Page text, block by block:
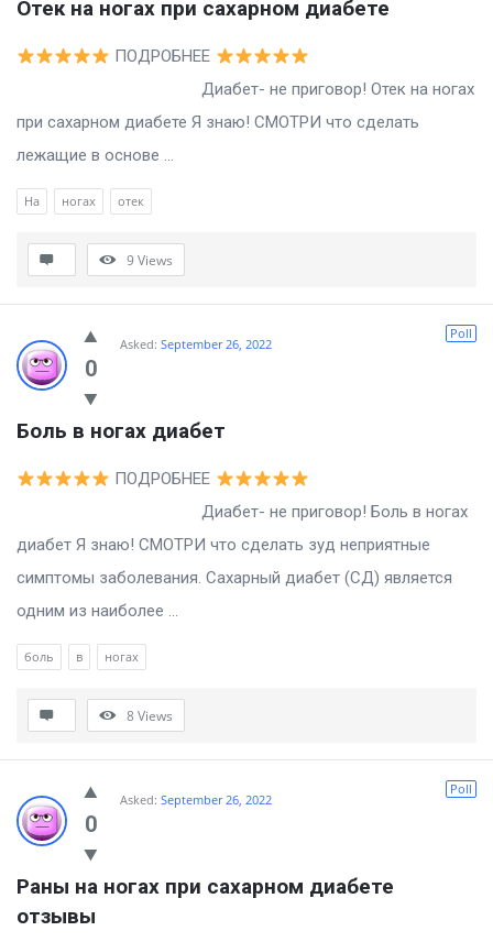
Отек на ногах при сахарном диабете
ПОДРОБНЕЕ
Диабет- не приговор! Отек на ногах
при сахарном диабете Я знаю! СМОТРИ что сделать
лежащие в основе ...
На ногах отек
9Views
0
Poll
Asked: September 26, 2022
Боль в ногах диабет
ПОДРОБНЕЕ
Диабет- не приговор! Боль в ногах
диабет Я знаю! СМОТРИ что сделать зуд неприятные
симптомы заболевания. Сахарный диабет (СД) является
одним из наиболее ...
боль в ногах
8Views
0
Poll
Asked: September 26, 2022
Раны на ногах при сахарном диабете
отзывы